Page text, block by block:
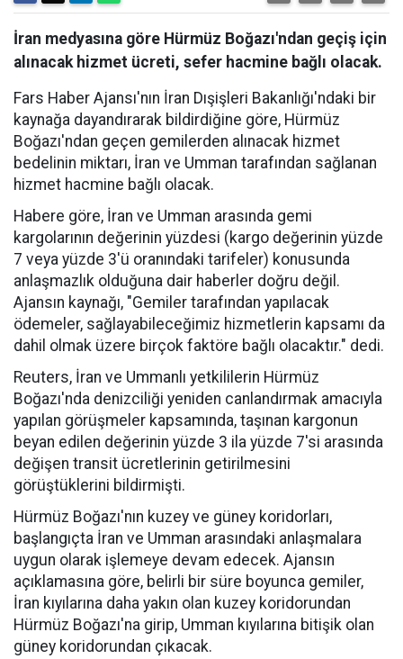
İran medyasına göre Hürmüz Boğazı'ndan geçiş için
alınacak hizmet ücreti, sefer hacmine bağlı olacak.
Fars Haber Ajansı'nın İran Dışişleri Bakanlığı'ndaki bir
kaynağa dayandırarak bildirdiğine göre, Hürmüz
Boğazı'ndan geçen gemilerden alınacak hizmet
bedelinin miktarı, İran ve Umman tarafından sağlanan
hizmet hacmine bağlı olacak.
Habere göre, İran ve Umman arasında gemi
kargolarının değerinin yüzdesi (kargo değerinin yüzde
7 veya yüzde 3'ü oranındaki tarifeler) konusunda
anlaşmazlık olduğuna dair haberler doğru değil.
Ajansın kaynağı, "Gemiler tarafından yapılacak
ödemeler, sağlayabileceğimiz hizmetlerin kapsamı da
dahil olmak üzere birçok faktöre bağlı olacaktır." dedi.
Reuters, İran ve Ummanlı yetkililerin Hürmüz
Boğazı'nda denizciliği yeniden canlandırmak amacıyla
yapılan görüşmeler kapsamında, taşınan kargonun
beyan edilen değerinin yüzde 3 ila yüzde 7'si arasında
değişen transit ücretlerinin getirilmesini
görüştüklerini bildirmişti.
Hürmüz Boğazı'nın kuzey ve güney koridorları,
başlangıçta İran ve Umman arasındaki anlaşmalara
uygun olarak işlemeye devam edecek. Ajansın
açıklamasına göre, belirli bir süre boyunca gemiler,
İran kıyılarına daha yakın olan kuzey koridorundan
Hürmüz Boğazı'na girip, Umman kıyılarına bitişik olan
güney koridorundan çıkacak.